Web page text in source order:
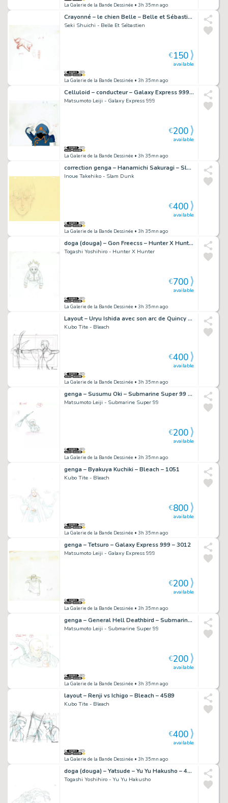
La Galerie de la Bande Dessinée • 3h 35mn ago
Crayonné – le chien Belle – Belle et Sébastien – 4988
Seki Shuichi - Belle Et Sébastien
La Galerie de la Bande Dessinée • 3h 35mn ago
available
€150
Celluloid – conducteur – Galaxy Express 999 – 490
Matsumoto Leiji - Galaxy Express 999
La Galerie de la Bande Dessinée • 3h 35mn ago
available
€200
correction genga – Hanamichi Sakuragi – Slam Dunk – 5294
Inoue Takehiko - Slam Dunk
La Galerie de la Bande Dessinée • 3h 35mn ago
available
€400
doga (douga) – Gon Freecss – Hunter X Hunter – 2275
Togashi Yoshihiro - Hunter X Hunter
La Galerie de la Bande Dessinée • 3h 35mn ago
available
€700
Layout – Uryu Ishida avec son arc de Quincy – Bleach – 672
Kubo Tite - Bleach
La Galerie de la Bande Dessinée • 3h 35mn ago
available
€400
genga – Susumu Oki – Submarine Super 99 – 941
Matsumoto Leiji - Submarine Super 99
La Galerie de la Bande Dessinée • 3h 35mn ago
available
€200
genga – Byakuya Kuchiki – Bleach – 1051
Kubo Tite - Bleach
La Galerie de la Bande Dessinée • 3h 35mn ago
available
€800
genga – Tetsuro – Galaxy Express 999 – 3012
Matsumoto Leiji - Galaxy Express 999
La Galerie de la Bande Dessinée • 3h 35mn ago
available
€200
genga – General Hell Deathbird – Submarine Super 99 – 948
Matsumoto Leiji - Submarine Super 99
La Galerie de la Bande Dessinée • 3h 35mn ago
available
€200
layout – Renji vs Ichigo – Bleach – 4589
Kubo Tite - Bleach
La Galerie de la Bande Dessinée • 3h 35mn ago
available
€400
doga (douga) – Yatsude – Yu Yu Hakusho – 4219
Togashi Yoshihiro - Yu Yu Hakusho